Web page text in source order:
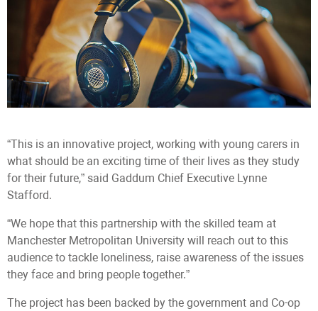
“This is an innovative project, working with young carers in
what should be an exciting time of their lives as they study
for their future,” said Gaddum Chief Executive Lynne
Stafford.
“We hope that this partnership with the skilled team at
Manchester Metropolitan University will reach out to this
audience to tackle loneliness, raise awareness of the issues
they face and bring people together.”
The project has been backed by the government and Co-op